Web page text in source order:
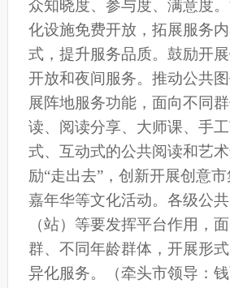
众知晓度、参与度、满意度
化设施免费开放，拓展服务
式，提升服务品质。鼓励开
开放和夜间服务。推动公共
展阵地服务功能，面向不同
读、阅读分享、大师课、手
式、互动式的公共阅读和艺
励“走出去”，创新开展创意市
嘉年华等文化活动。各级公
（站）等要发挥平台作用，
群、不同年龄群体，开展形
异化服务。
（牵头市领导：